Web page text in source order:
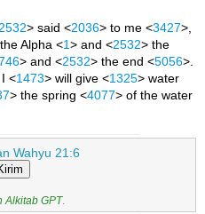
> said <2036> to me <3427>,
Alpha <1> and <2532> the
> and <2532> the end <5056>.
<1473> will give <1325> water
> the spring <4077> of the water
Wahyu 21:6
Alkitab GPT.